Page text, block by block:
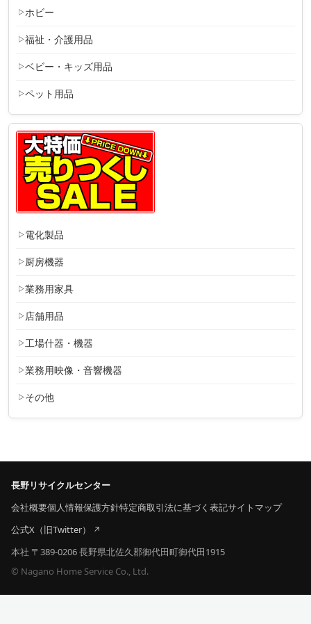
ホビー
福祉・介護用品
ベビー・キッズ用品
ペット用品
電化製品
厨房機器
業務用家具
店舗用品
工場什器・機器
業務用映像・音響機器
その他
長野リサイクルセンター
会社概要個人情報保護方針特定商取引法に基づく表記サイトマップ
公式X（旧Twitter）
本社 〒389-0206 長野県北佐久郡御代田町御代田1915
© Nagano Home Service Co., Ltd.